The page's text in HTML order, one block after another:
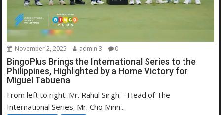
November 2, 2025 admin 3 0
BingoPlus Brings the International Series to the
Philippines, Highlighted by a Home Victory for
Miguel Tabuena
From left to right: Mr. Rahul Singh – Head of The
International Series, Mr. Cho Minn...